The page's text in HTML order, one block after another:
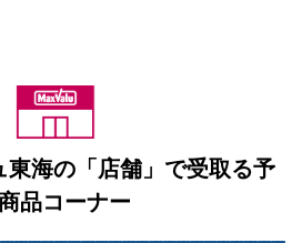
海の「店舗」で受取る予
品コーナー